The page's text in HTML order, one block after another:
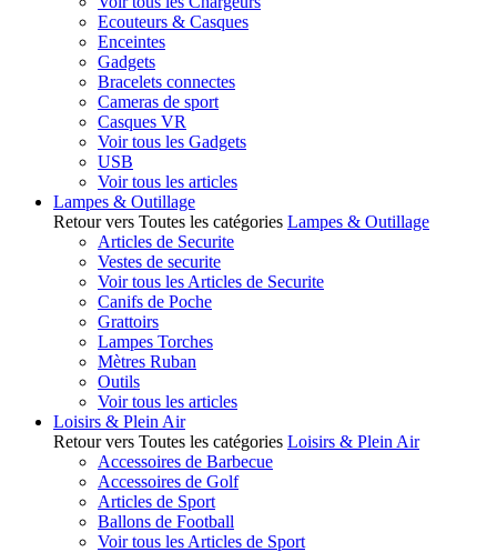
Ecouteurs & Casques
Enceintes
Gadgets
Bracelets connectes
Cameras de sport
Casques VR
Voir tous les Gadgets
USB
Voir tous les articles
Lampes & Outillage
Retour vers Toutes les catégories Lampes & Outillage
Articles de Securite
Vestes de securite
Voir tous les Articles de Securite
Canifs de Poche
Grattoirs
Lampes Torches
Mètres Ruban
Outils
Voir tous les articles
Loisirs & Plein Air
Retour vers Toutes les catégories Loisirs & Plein Air
Accessoires de Barbecue
Accessoires de Golf
Articles de Sport
Ballons de Football
Voir tous les Articles de Sport